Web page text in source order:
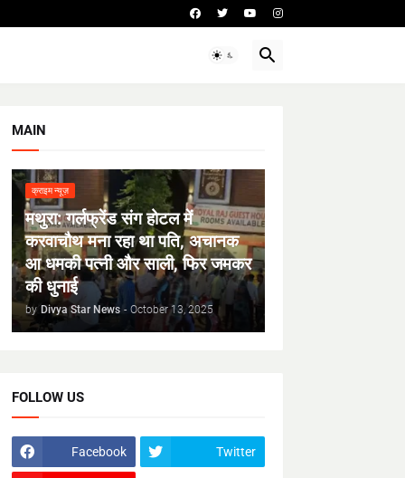
MAIN
क्राइम न्यूज़
मथुरा: गर्लफ्रेंड संग होटल में
करवाचौथ मना रहा था पति, अचानक
आ धमकी पत्नी और साली, फिर जमकर
की धुनाई
by Divya Star News - October 13, 2025
FOLLOW US
Facebook Twitter